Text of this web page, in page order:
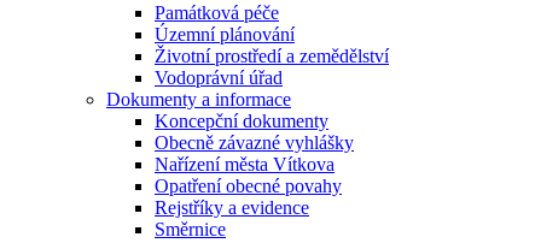
Památková péče
Územní plánování
Životní prostředí a zemědělství
Vodoprávní úřad
Dokumenty a informace
Koncepční dokumenty
Obecně závazné vyhlášky
Nařízení města Vítkova
Opatření obecné povahy
Rejstříky a evidence
Směrnice